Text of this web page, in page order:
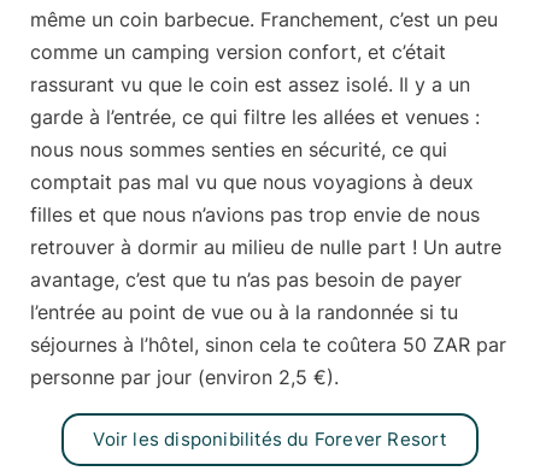
même un coin barbecue. Franchement, c’est un peu
comme un camping version confort, et c’était
rassurant vu que le coin est assez isolé. Il y a un
garde à l’entrée, ce qui filtre les allées et venues :
nous nous sommes senties en sécurité, ce qui
comptait pas mal vu que nous voyagions à deux
filles et que nous n’avions pas trop envie de nous
retrouver à dormir au milieu de nulle part ! Un autre
avantage, c’est que tu n’as pas besoin de payer
l’entrée au point de vue ou à la randonnée si tu
séjournes à l’hôtel, sinon cela te coûtera 50 ZAR par
personne par jour (environ 2,5 €).
Voir les disponibilités du Forever Resort